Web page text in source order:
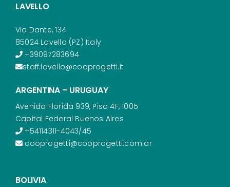
LAVELLO
Via Dante, 134
85024 Lavello (PZ) Italy
+39097283694
staff.lavello@cooprogetti.it
ARGENTINA – URUGUAY
Avenida Florida 939, Piso 4F, 1005
Capital Federal Buenos Aires
+54114311-4043/45
cooprogetti@cooprogetti.com.ar
BOLIVIA